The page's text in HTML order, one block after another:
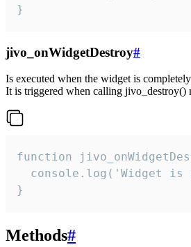
}
jivo_onWidgetDestroy#
Is executed when the widget is
It is triggered when calling jivo_destroy()
function
console.log('Widget is
}
Methods#